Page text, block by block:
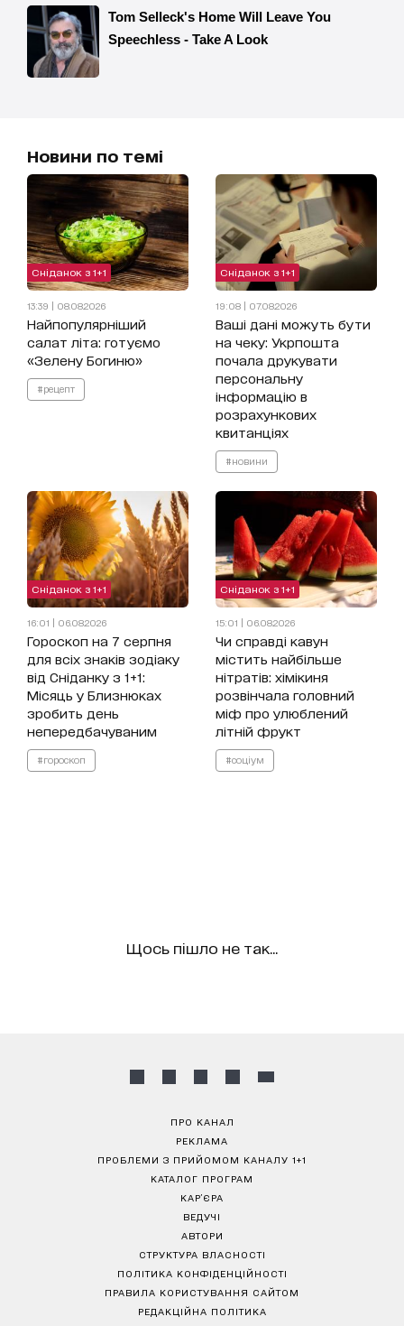
Новини по темі
Сніданок з 1+1
13:39 | 08.08.2026
Найпопулярніший
салат літа: готуємо
«Зелену Богиню»
#рецепт
Сніданок з 1+1
19:08 | 07.08.2026
Ваші дані можуть бути
на чеку: Укрпошта
почала друкувати
персональну
інформацію в
розрахункових
квитанціях
#новини
Сніданок з 1+1
16:01 | 06.08.2026
Гороскоп на 7 серпня
для всіх знаків зодіаку
від Сніданку з 1+1:
Місяць у Близнюках
зробить день
непередбачуваним
#гороскоп
Сніданок з 1+1
15:01 | 06.08.2026
Чи справді кавун
містить найбільше
нітратів: хімікиня
розвінчала головний
міф про улюблений
літній фрукт
#соціум
Щось пішло не так...
ПРО КАНАЛ
РЕКЛАМА
ПРОБЛЕМИ З ПРИЙОМОМ КАНАЛУ 1+1
КАТАЛОГ ПРОГРАМ
КАР’ЄРА
ВЕДУЧІ
АВТОРИ
СТРУКТУРА ВЛАСНОСТІ
ПОЛІТИКА КОНФІДЕНЦІЙНОСТІ
ПРАВИЛА КОРИСТУВАННЯ САЙТОМ
РЕДАКЦІЙНА ПОЛІТИКА